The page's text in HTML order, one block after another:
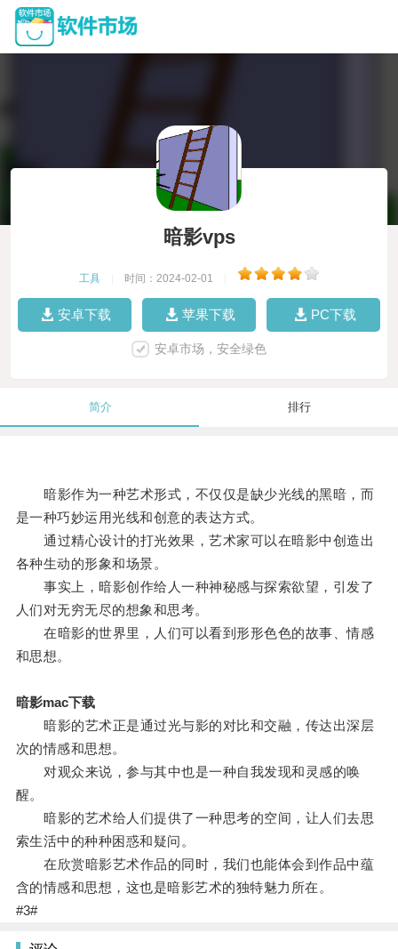
暗影vps
工具 时间：2024-02-01
安卓下载 苹果下载 PC下载
安卓市场，安全绿色
简介 排行
暗影作为一种艺术形式，不仅仅是缺少光线的黑暗，而
是一种巧妙运用光线和创意的表达方式。
通过精心设计的打光效果，艺术家可以在暗影中创造出
各种生动的形象和场景。
事实上，暗影创作给人一种神秘感与探索欲望，引发了
人们对无穷无尽的想象和思考。
在暗影的世界里，人们可以看到形形色色的故事、情感
和思想。
暗影mac下载
暗影的艺术正是通过光与影的对比和交融，传达出深层
次的情感和思想。
对观众来说，参与其中也是一种自我发现和灵感的唤
醒。
暗影的艺术给人们提供了一种思考的空间，让人们去思
索生活中的种种困惑和疑问。
在欣赏暗影艺术作品的同时，我们也能体会到作品中蕴
含的情感和思想，这也是暗影艺术的独特魅力所在。
#3#